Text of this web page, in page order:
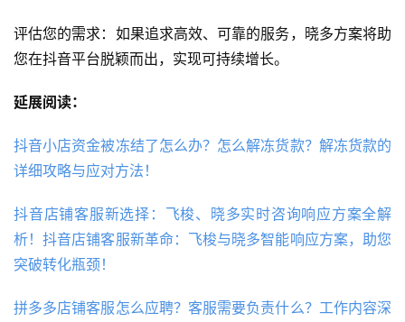
评估您的需求：如果追求高效、可靠的服务，晓多方案将助
您在抖音平台脱颖而出，实现可持续增长。
延展阅读：
抖音小店资金被冻结了怎么办？怎么解冻货款？解冻货款的
详细攻略与应对方法！
抖音店铺客服新选择：飞梭、晓多实时咨询响应方案全解
析！抖音店铺客服新革命：飞梭与晓多智能响应方案，助您
突破转化瓶颈！
拼多多店铺客服怎么应聘？客服需要负责什么？工作内容深